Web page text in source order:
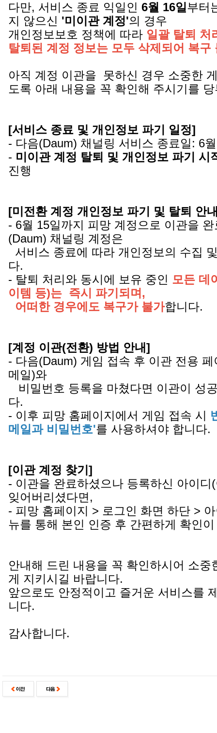
다만, 서비스 종료 익일인 6월 16일 부터
지 않으신 '미이관 계정'의 경우
개인정보보호 정책에 따라 일괄 탈퇴 처
탈퇴된 계정 정보는 모두 삭제되어 복구
아직 계정 이관을 못하신 경우 소중한
도록 아래 내용을 꼭 확인해 주시기를
[서비스 종료 및 개인정보 파기 일정]
- 다음(Daum) 채널링 서비스 종료일: 6
- 미이관 계정 탈퇴 및 개인정보 파기 시
진행
[미전환 계정 개인정보 파기 및 탈퇴 안
- 6월 15일까지 피망 계정으로 이관을
(Daum) 채널링 계정은
서비스 종료에 따라 개인정보의 수집
다.
- 탈퇴 처리와 동시에 보유 중인 모든 데
이템 등)는 즉시 파기되며,
어떠한 경우에도 복구가 불가합니다.
[계정 이관(전환) 방법 안내]
- 다음(Daum) 게임 접속 후 이관 전용
메일)와
비밀번호 등록을 마쳤다면 이관이 성
다.
- 이후 피망 홈페이지에서 게임 접속 시
메일과 비밀번호'를 사용하셔야 합니다.
[이관 계정 찾기]
- 이관을 완료하셨으나 등록하신 아이디
잊어버리셨다면,
- 피망 홈페이지 > 로그인 화면 하단 >
뉴를 통해 본인 인증 후 간편하게 확인
안내해 드린 내용을 꼭 확인하시어 소중
게 지키시길 바랍니다.
앞으로도 안정적이고 즐거운 서비스를
니다.
감사합니다.